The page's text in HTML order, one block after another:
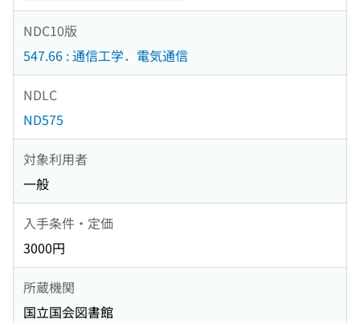
NDC10版
547.66 : 通信工学．電気通信
NDLC
ND575
対象利用者
一般
入手条件・定価
3000円
所蔵機関
国立国会図書館